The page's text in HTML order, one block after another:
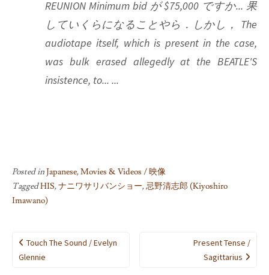
REUNION Minimum bid が $75,000 ですか... 果
していくらになることやら．しかし， The
audiotape itself, which is present in the case,
was bulk erased allegedly at the BEATLE'S
insistence, to... ...
Posted inJapanese,Movies & Videos / 映像
TaggedHIS,ナニワサリバンショー,忌野清志郎 (Kiyoshiro
Imawano)
Post
navigation
Touch The Sound / Evelyn
Glennie
Present Tense /
Sagittarius